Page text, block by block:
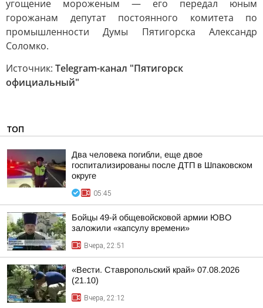
угощение мороженым — его передал юным
горожанам депутат постоянного комитета по
промышленности Думы Пятигорска Александр
Соломко.
Источник: Telegram-канал "Пятигорск
официальный"
ТОП
Два человека погибли, еще двое
госпитализированы после ДТП в Шпаковском
округе
05:45
Бойцы 49-й общевойсковой армии ЮВО
заложили «капсулу времени»
Вчера, 22:51
«Вести. Ставропольский край» 07.08.2026
(21.10)
Вчера, 22:12